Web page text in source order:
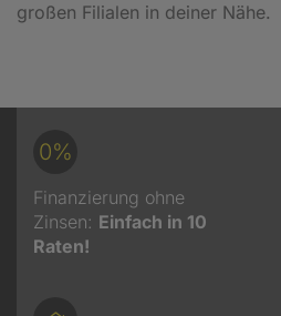
großen Filialen in deiner Nähe.
0%
Finanzierung ohne
Zinsen: Einfach in 10
Raten!